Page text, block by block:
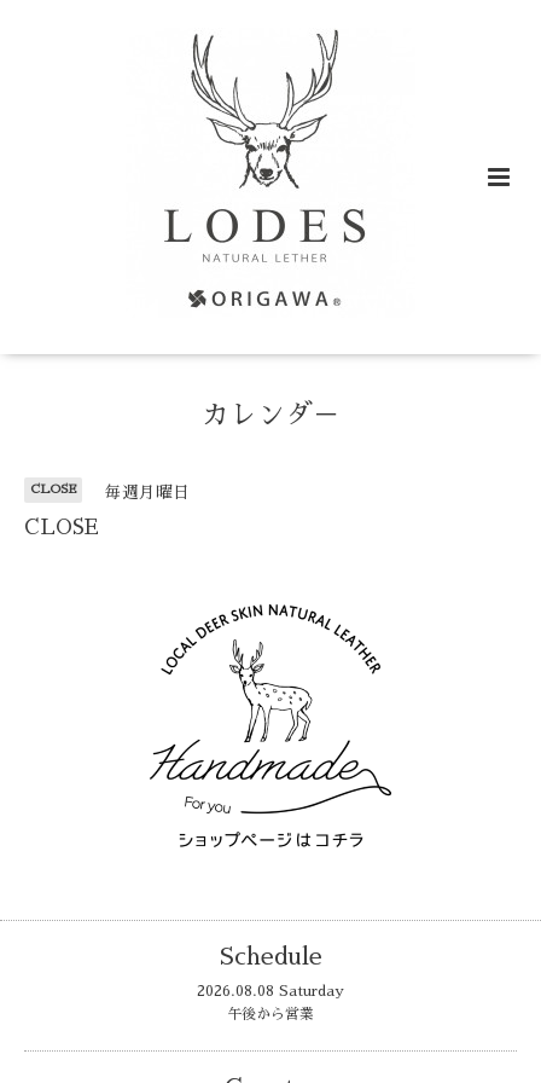
カレンダ－
CLOSE 毎週月曜日
CLOSE
Schedule
2026.08.08 Saturday
午後から営業